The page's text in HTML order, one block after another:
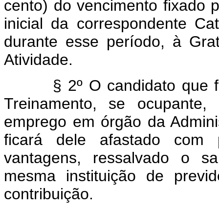
cento) do vencimento fixado
inicial da correspondente
durante esse período, à
Atividade.
§ 2º O candidato que for
Treinamento, se
emprego em órgão da
ficará dele afastado com
vantagens, ressalvado o
mesma instituição de
contribuição.